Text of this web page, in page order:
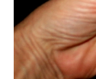
anni
GUIDA
DIDATTICA
MONTESSORI